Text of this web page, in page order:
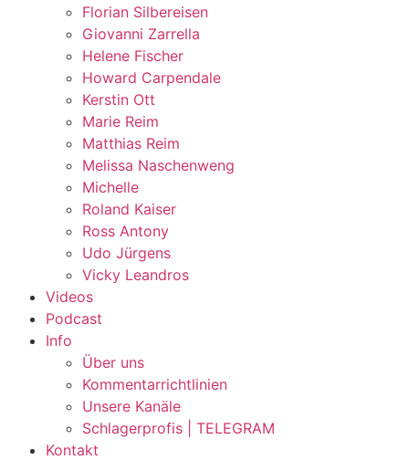
Florian Silbereisen
Giovanni Zarrella
Helene Fischer
Howard Carpendale
Kerstin Ott
Marie Reim
Matthias Reim
Melissa Naschenweng
Michelle
Roland Kaiser
Ross Antony
Udo Jürgens
Vicky Leandros
Videos
Podcast
Info
Über uns
Kommentarrichtlinien
Unsere Kanäle
Schlagerprofis | TELEGRAM
Kontakt